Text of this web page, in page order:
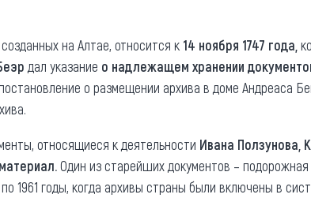
на Алтае, относится к 14 ноября 1747 года,
дал указание о надлежащем хранении
о размещении архива в доме Андреаса
относящиеся к деятельности Ивана Ползунова,
Один из старейших документов – подорожная
1961 годы, когда архивы страны были включены в